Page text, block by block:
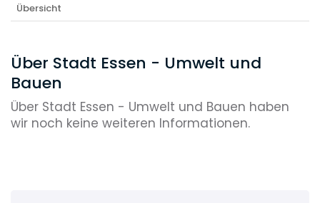
Übersicht
Über Stadt Essen - Umwelt und
Bauen
Über Stadt Essen - Umwelt und Bauen haben
wir noch keine weiteren Informationen.